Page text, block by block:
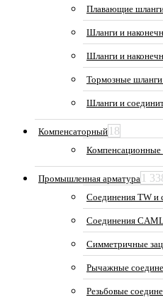
Плавающие
Шланги и
Шланги и
Тормозные
Шланги и
Компенсаторный 18
Компенсационные
Промышленная арматура 1
Соединения TW и
Соединения
Симметричные
Рычажные
Резьбовые